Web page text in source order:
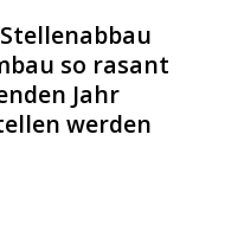
WEITERBILDUNG
Förderung deiner
so rasant
Jahr
werden